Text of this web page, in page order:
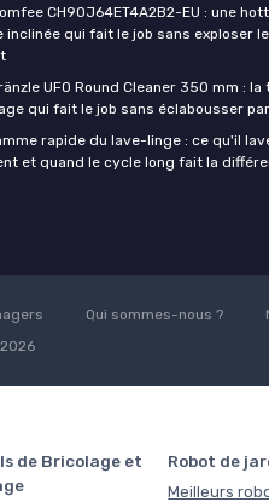
CH90J64ET4A2B2-EU : une
inclinée qui fait le job sans exploser le
UFO Round Cleaner 350 mm : la
qui fait le job sans éclabousser
rapide du lave-linge : ce qu'il
et quand le cycle long fait la
Qui sommes-nous ?
de Bricolage et
Robot de
Meilleurs